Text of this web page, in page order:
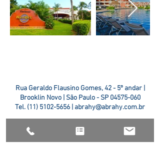
Rua Geraldo Flausino Gomes, 42 - 5º andar |
Brooklin Novo | São Paulo - SP 04575-060
Tel. (11) 5102-5656 abrahy@abrahy.com.br
©2018 ABRAHY. criado pela TR2 Art + Design